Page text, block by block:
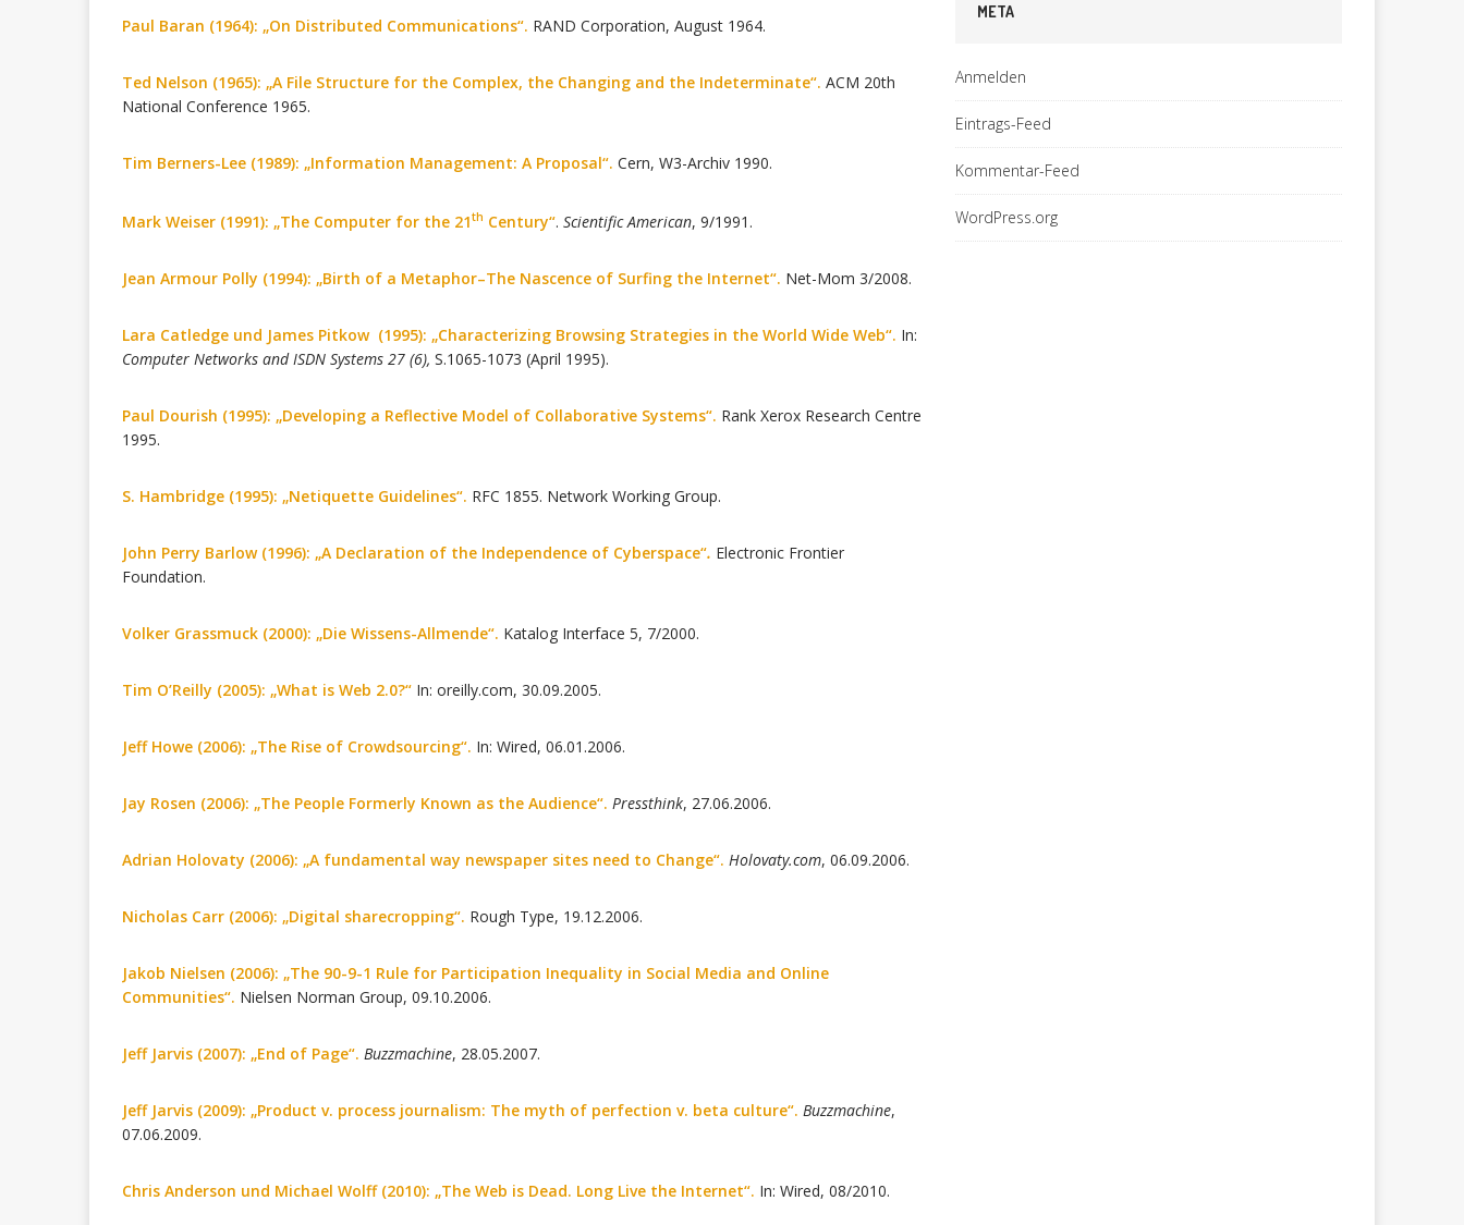
Paul Baran (1964): „On Distributed Communications“. RAND Corporation, August 1964.
Ted Nelson (1965): „A File Structure for the Complex, the Changing and the Indeterminate“. ACM 20th
National Conference 1965.
Tim Berners-Lee (1989): „Information Management: A Proposal“. Cern, W3-Archiv 1990.
Mark Weiser (1991): „The Computer for the 21th Century“. Scientific American, 9/1991.
Jean Armour Polly (1994): „Birth of a Metaphor–The Nascence of Surfing the Internet“. Net-Mom 3/2008.
Lara Catledge und James Pitkow (1995): „Characterizing Browsing Strategies in the World Wide Web“. In:
Computer Networks and ISDN Systems 27 (6), S.1065-1073 (April 1995).
Paul Dourish (1995): „Developing a Reflective Model of Collaborative Systems“. Rank Xerox Research Centre
1995.
S. Hambridge (1995): „Netiquette Guidelines“. RFC 1855. Network Working Group.
John Perry Barlow (1996): „A Declaration of the Independence of Cyberspace“. Electronic Frontier
Foundation.
Volker Grassmuck (2000): „Die Wissens-Allmende“. Katalog Interface 5, 7/2000.
Tim O’Reilly (2005): „What is Web 2.0?“ In: oreilly.com, 30.09.2005.
Jeff Howe (2006): „The Rise of Crowdsourcing“. In: Wired, 06.01.2006.
Jay Rosen (2006): „The People Formerly Known as the Audience“. Pressthink, 27.06.2006.
Adrian Holovaty (2006): „A fundamental way newspaper sites need to Change“. Holovaty.com, 06.09.2006.
Nicholas Carr (2006): „Digital sharecropping“. Rough Type, 19.12.2006.
Jakob Nielsen (2006): „The 90-9-1 Rule for Participation Inequality in Social Media and Online
Communities“. Nielsen Norman Group, 09.10.2006.
Jeff Jarvis (2007): „End of Page“. Buzzmachine, 28.05.2007.
Jeff Jarvis (2009): „Product v. process journalism: The myth of perfection v. beta culture“. Buzzmachine,
07.06.2009.
Chris Anderson und Michael Wolff (2010): „The Web is Dead. Long Live the Internet“. In: Wired, 08/2010.
META
Anmelden
Eintrags-Feed
Kommentar-Feed
WordPress.org